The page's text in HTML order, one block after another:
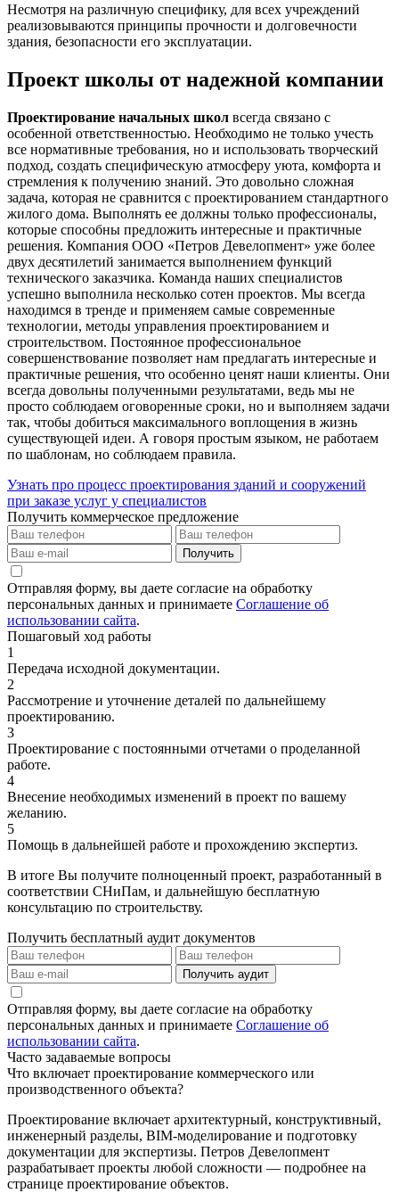
Несмотря на различную специфику, для всех учреждений
реализовываются принципы прочности и долговечности
здания, безопасности его эксплуатации.
Проект школы от надежной компании
Проектирование начальных школ всегда связано с
особенной ответственностью. Необходимо не только учесть
все нормативные требования, но и использовать творческий
подход, создать специфическую атмосферу уюта, комфорта и
стремления к получению знаний. Это довольно сложная
задача, которая не сравнится с проектированием стандартного
жилого дома. Выполнять ее должны только профессионалы,
которые способны предложить интересные и практичные
решения. Компания ООО «Петров Девелопмент» уже более
двух десятилетий занимается выполнением функций
технического заказчика. Команда наших специалистов
успешно выполнила несколько сотен проектов. Мы всегда
находимся в тренде и применяем самые современные
технологии, методы управления проектированием и
строительством. Постоянное профессиональное
совершенствование позволяет нам предлагать интересные и
практичные решения, что особенно ценят наши клиенты. Они
всегда довольны полученными результатами, ведь мы не
просто соблюдаем оговоренные сроки, но и выполняем задачи
так, чтобы добиться максимального воплощения в жизнь
существующей идеи. А говоря простым языком, не работаем
по шаблонам, но соблюдаем правила.
Узнать про процесс проектирования зданий и сооружений
при заказе услуг у специалистов
Получить коммерческое предложение
Получить
Отправляя форму, вы даете согласие на обработку
персональных данных и принимаете Соглашение об
использовании сайта.
Пошаговый ход работы
1
Передача исходной документации.
2
Рассмотрение и уточнение деталей по дальнейшему
проектированию.
3
Проектирование с постоянными отчетами о проделанной
работе.
4
Внесение необходимых изменений в проект по вашему
желанию.
5
Помощь в дальнейшей работе и прохождению экспертиз.
В итоге Вы получите полноценный проект, разработанный в
соответствии СНиПам, и дальнейшую бесплатную
консультацию по строительству.
Получить бесплатный аудит документов
Получить аудит
Отправляя форму, вы даете согласие на обработку
персональных данных и принимаете Соглашение об
использовании сайта.
Часто задаваемые вопросы
Что включает проектирование коммерческого или
производственного объекта?
Проектирование включает архитектурный, конструктивный,
инженерный разделы, BIM-моделирование и подготовку
документации для экспертизы. Петров Девелопмент
разрабатывает проекты любой сложности — подробнее на
странице проектирование объектов.